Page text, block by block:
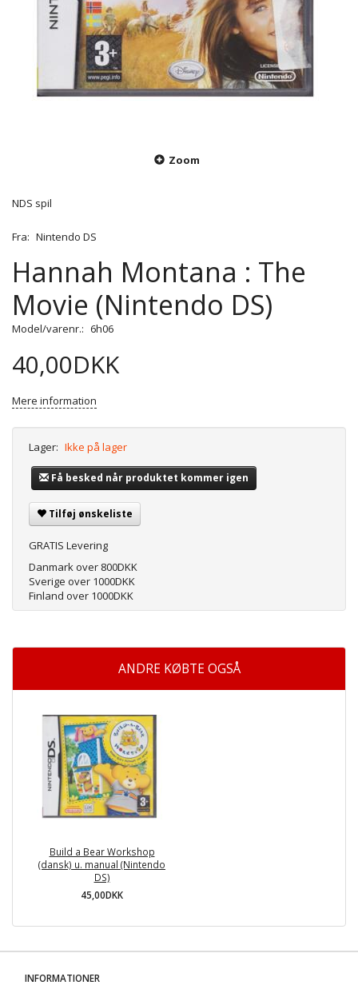
Zoom
NDS spil
Fra: Nintendo DS
Hannah Montana : The
Movie (Nintendo DS)
Model/varenr.: 6h06
40,00DKK
Mere information
Lager: Ikke på lager
Få besked når produktet kommer igen
Tilføj ønskeliste
GRATIS Levering
Danmark over 800DKK
Sverige over 1000DKK
Finland over 1000DKK
ANDRE KØBTE OGSÅ
Build a Bear Workshop
(dansk) u. manual (Nintendo
DS)
45,00DKK
INFORMATIONER